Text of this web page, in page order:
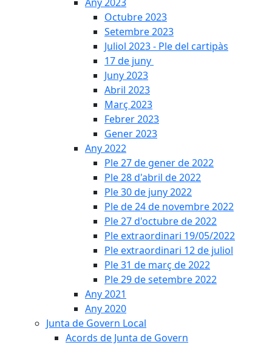
Octubre 2023
Setembre 2023
Juliol 2023 - Ple del cartipàs
17 de juny
Juny 2023
Abril 2023
Març 2023
Febrer 2023
Gener 2023
Any 2022
Ple 27 de gener de 2022
Ple 28 d'abril de 2022
Ple 30 de juny 2022
Ple de 24 de novembre 2022
Ple 27 d'octubre de 2022
Ple extraordinari 19/05/2022
Ple extraordinari 12 de juliol
Ple 31 de març de 2022
Ple 29 de setembre 2022
Any 2021
Any 2020
Junta de Govern Local
Acords de Junta de Govern